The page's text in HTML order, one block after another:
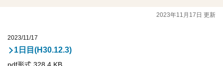
2023年11月17日 更新
1日目(H30.12.3)
2023/11/17